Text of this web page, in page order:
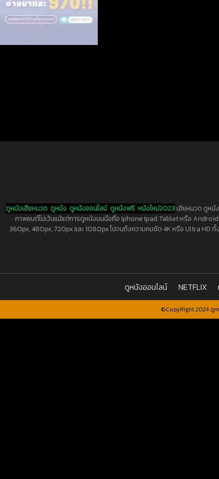
ดูหนังเฮียหนวด ดูหนัง ดูหนังออนไลน์ ดูหนังฟรี หนังใหม่2023เฮียหนวด ดูหนั
ภาพยนต์ไม่เว้นแม้แต่การดูหนังบนมือถือ Iphone Ipad Tablet หรือ
360px, 480px, 720px และ 1080px ไปจนถึงความคมชัด 4K หรือ Ultra HD
ดูหนังออนไลน์ NETFLIX
©CopyRight 2024 ดู